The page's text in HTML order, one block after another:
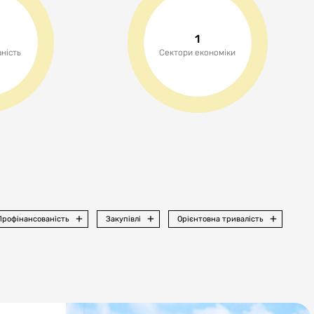
місцевого значення;
обмінів студентами, аспірантами, викладачами;
1
Сектори економіки
Закупівлі Орієнтовна тривалість